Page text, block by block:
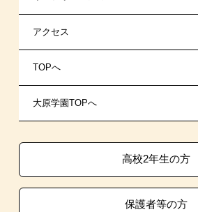
スポーツ・トレーナー系
提携教育ローン
新聞奨学生
試験による特待生制度
指定校推薦入学
指定校自己推薦入学
特別推薦入学
生徒会活動推薦入学
夢を叶えた先輩たち
施設・研修所
学生マンションのご案内
大原学園グループ案内
お知らせ・新着情報
在校生へのお知らせ
各種証明書の発行ご希望の方
採用ご担当の方
アクセス
TOPへ
大原学園TOPへ
高校2年生の方
保護者等の方